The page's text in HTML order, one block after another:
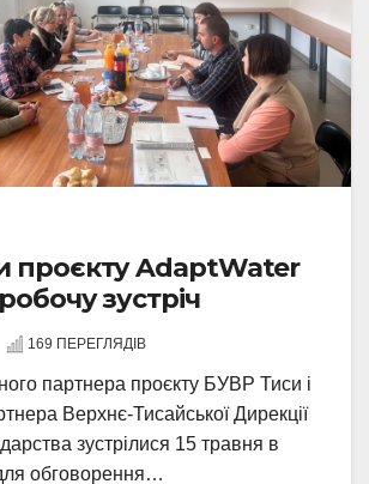
проєкту AdaptWater
зустріч
169 ПЕРЕГЛЯДІВ
партнера проєкту БУВР Тиси і
Верхнє-Тисайської Дирекції
зустрілися 15 травня в
обговорення…